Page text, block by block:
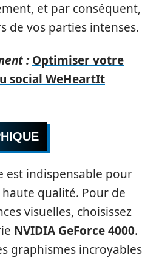
et par conséquent,
de vos parties intenses.
: Optimiser votre
social WeHeartIt
est indispensable pour
qualité. Pour de
visuelles, choisissez
NVIDIA GeForce 4000.
graphismes incroyables